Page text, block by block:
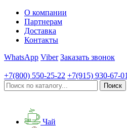
О компании
Партнерам
Доставка
Контакты
WhatsApp Viber Заказать звонок
+7(800) 550-25-22 +7(915) 930-67-01
Чай